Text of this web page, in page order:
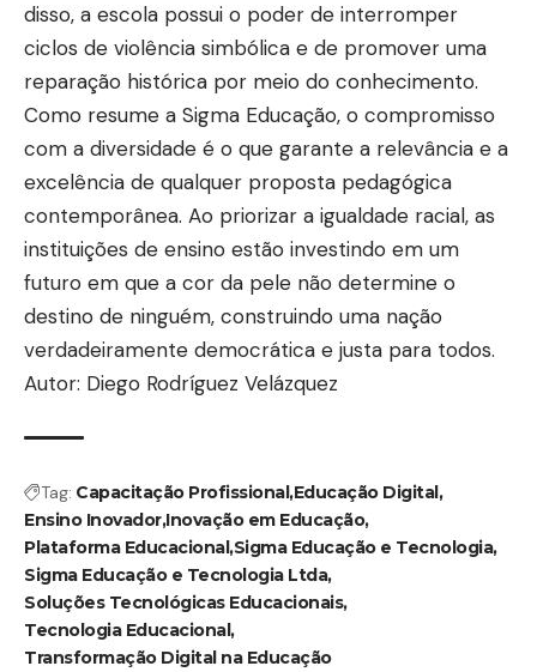
disso, a escola possui o poder de interromper
ciclos de violência simbólica e de promover uma
reparação histórica por meio do conhecimento.
Como resume a Sigma Educação, o compromisso
com a diversidade é o que garante a relevância e a
excelência de qualquer proposta pedagógica
contemporânea. Ao priorizar a igualdade racial, as
instituições de ensino estão investindo em um
futuro em que a cor da pele não determine o
destino de ninguém, construindo uma nação
verdadeiramente democrática e justa para todos.
Autor: Diego Rodríguez Velázquez
Tag: Capacitação ProfissionalEducação Digital
Ensino InovadorInovação em Educação
Plataforma EducacionalSigma Educação e Tecnologia
Sigma Educação e Tecnologia Ltda
Soluções Tecnológicas Educacionais
Tecnologia Educacional
Transformação Digital na Educação